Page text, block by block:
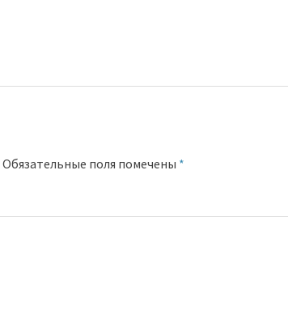
Обязательные поля помечены *